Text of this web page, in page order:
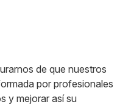
de que nuestros
por profesionales
y mejorar así su